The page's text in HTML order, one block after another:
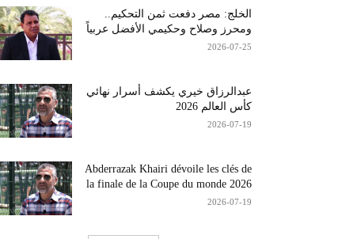
الخلج: مصر دفعت ثمن التحكيم..
ومحرز وصلاح وحكيمي الأفضل عربياً
2026-07-25
عبدالرزاق خيري يكشف أسرار نهائي
كأس العالم 2026
2026-07-19
Abderrazak Khairi dévoile les clés de
la finale de la Coupe du monde 2026
2026-07-19